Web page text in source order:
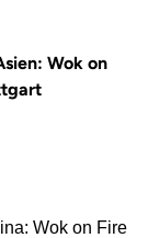
Wok on
Wok on Fire